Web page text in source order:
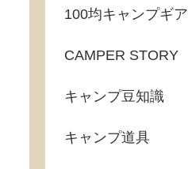
100均キャンプギア
CAMPER STORY
キャンプ豆知識
キャンプ道具